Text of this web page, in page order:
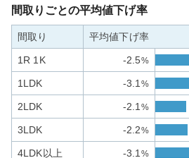
間取りごとの平均値下げ率
間取り 平均値下げ率
1R 1K -2.5%
1LDK -3.1 %
2LDK -2.1 %
3LDK -2.2%
4LDK以上 -3.1 %